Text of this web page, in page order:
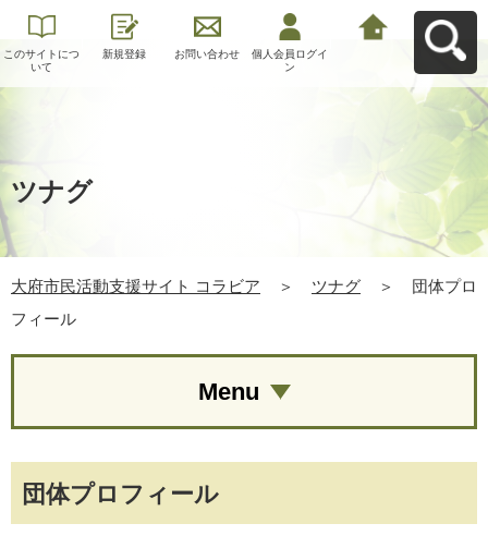
このサイトにつ
いて
新規登録 お問い合わせ
個人会員ログイ
ン
ツナグ
大府市民活動支援サイト コラビア ＞ ツナグ ＞
団体プロ
フィール
団体プロフィール
Menu